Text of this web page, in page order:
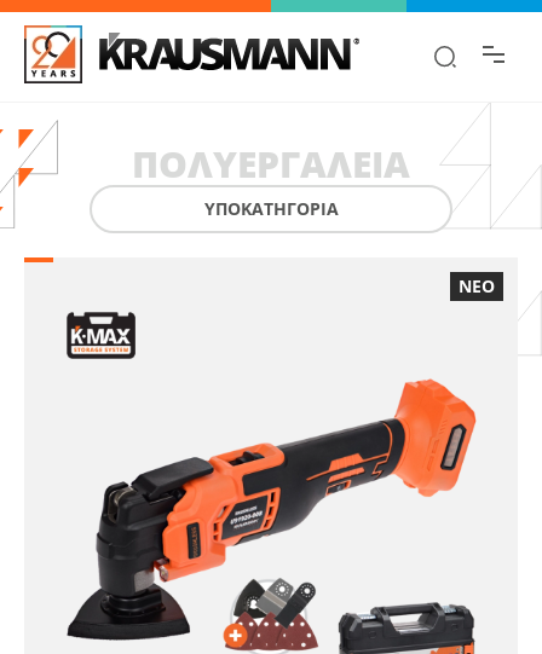
ΠΟΛΥΕΡΓΑΛΕΊΑ
ΥΠΟΚΑΤΗΓΟΡΙΑ
ΝΕΟ
Βρες γρήγορα την πληροφορία που
ψάχνεις!